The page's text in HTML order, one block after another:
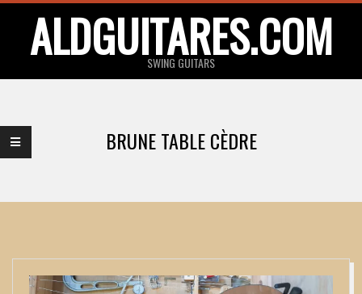
contentALDGUITARES.COM
SWING GUITARS
Menu
BRUNE TABLE CÈDRE